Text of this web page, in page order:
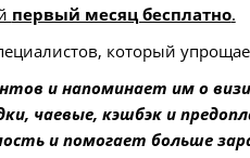
первый месяц бесплатно.
который
и напоминает им о
чаевые, кэшбэк и
и помогает больше